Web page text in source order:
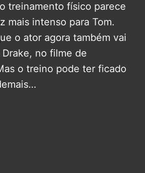
treinamento físico parece
mais intenso para Tom.
o ator agora também vai
no filme de
o treino pode ter ficado